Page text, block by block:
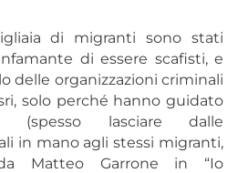
di migranti sono stati
di essere scafisti, e
delle organizzazioni criminali
solo perché hanno guidato
(spesso lasciare dalle
in mano agli stessi migranti,
Matteo Garrone in “Io